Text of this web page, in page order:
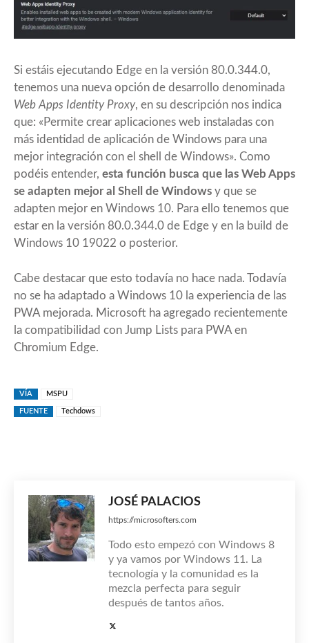
Si estáis ejecutando Edge en la versión 80.0.344.0,
tenemos una nueva opción de desarrollo denominada
Web Apps Identity Proxy, en su descripción nos indica
que: «Permite crear aplicaciones web instaladas con
más identidad de aplicación de Windows para una
mejor integración con el shell de Windows». Como
podéis entender, esta función busca que las Web Apps
se adapten mejor al Shell de Windows y que se
adapten mejor en Windows 10. Para ello tenemos que
estar en la versión 80.0.344.0 de Edge y en la build de
Windows 10 19022 o posterior.
Cabe destacar que esto todavía no hace nada. Todavía
no se ha adaptado a Windows 10 la experiencia de las
PWA mejorada. Microsoft ha agregado recientemente
la compatibilidad con Jump Lists para PWA en
Chromium Edge.
VÍA MSPU
FUENTE Techdows
JOSÉ PALACIOS
https://microsofters.com
Todo esto empezó con Windows 8
y ya vamos por Windows 11. La
tecnología y la comunidad es la
mezcla perfecta para seguir
después de tantos años.